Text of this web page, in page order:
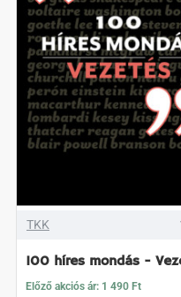
TKK
100 híres mondás -
Előző akciós ár: 1 490 Ft